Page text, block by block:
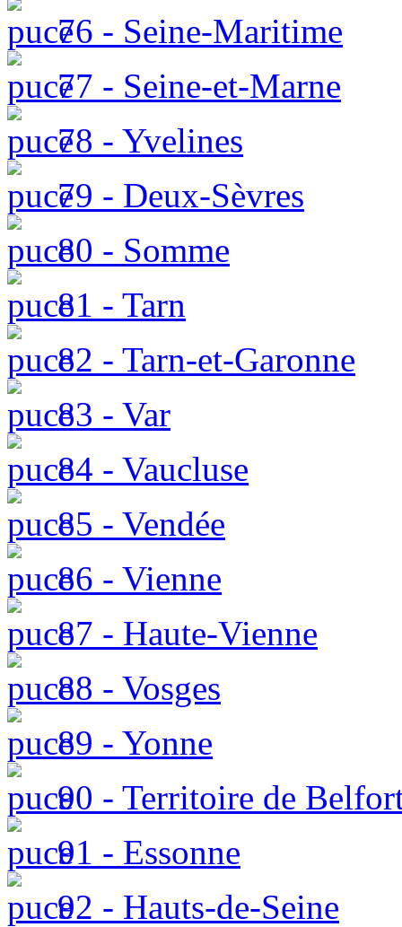
76 - Seine-Maritime
77 - Seine-et-Marne
78 - Yvelines
79 - Deux-Sèvres
80 - Somme
81 - Tarn
82 - Tarn-et-Garonne
83 - Var
84 - Vaucluse
85 - Vendée
86 - Vienne
87 - Haute-Vienne
88 - Vosges
89 - Yonne
90 - Territoire de
91 - Essonne
92 - Hauts-de-Seine